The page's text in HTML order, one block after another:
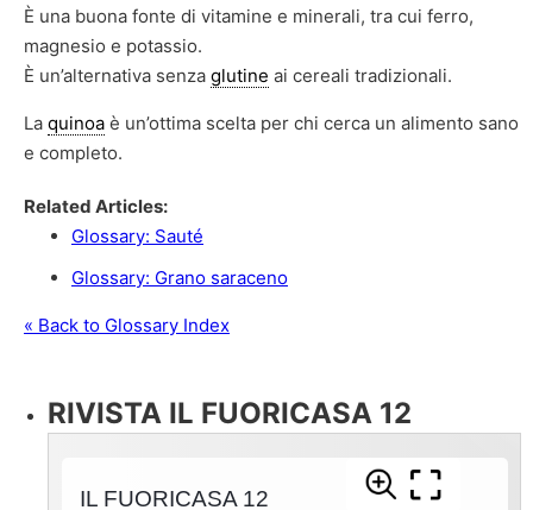
È una buona fonte di vitamine e minerali, tra cui ferro,
magnesio e potassio.
È un’alternativa senza glutine ai cereali tradizionali.
La quinoa è un’ottima scelta per chi cerca un alimento sano
e completo.
Related Articles:
Glossary: Sauté
Glossary: Grano saraceno
« Back to Glossary Index
RIVISTA IL FUORICASA 12